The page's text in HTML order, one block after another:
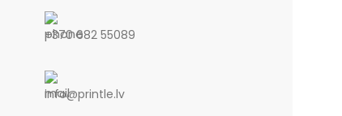
+370 682 55089
info@printle.lv